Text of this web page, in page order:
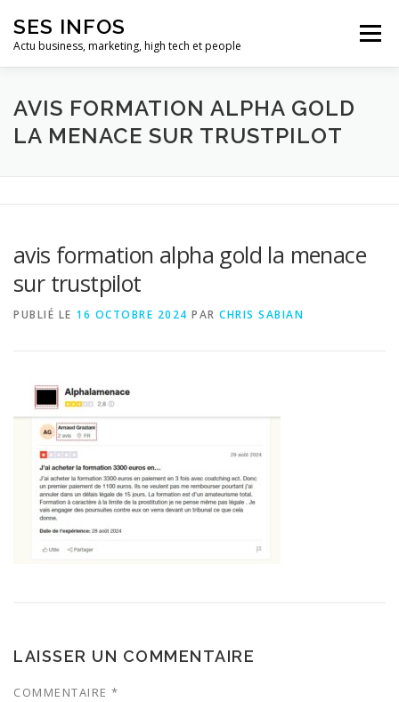
contenu
SES INFOS
Actu business, marketing, high tech et people
Menu
BUSINESS MARKETING
AVIS FORMATION ALPHA GOLD
LA MENACE SUR TRUSTPILOT
avis formation alpha gold la menace
sur trustpilot
PUBLIÉ LE 16 OCTOBRE 2024 PAR CHRIS SABIAN
LAISSER UN COMMENTAIRE
COMMENTAIRE *